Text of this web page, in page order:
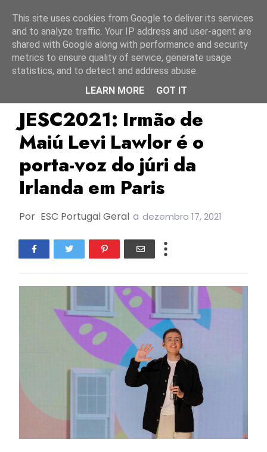
JESC2021 Maiú Levi Lawlor
JESC2021: Irmão de
Maiú Levi Lawlor é o
porta-voz do júri da
Irlanda em Paris
Por ESC Portugal Geral a dezembro 17, 2021
This site uses cookies from Google to deliver its services
and to analyze traffic. Your IP address and user-agent are
shared with Google along with performance and security
metrics to ensure quality of service, generate usage
statistics, and to detect and address abuse.
LEARN MORE
GOT IT